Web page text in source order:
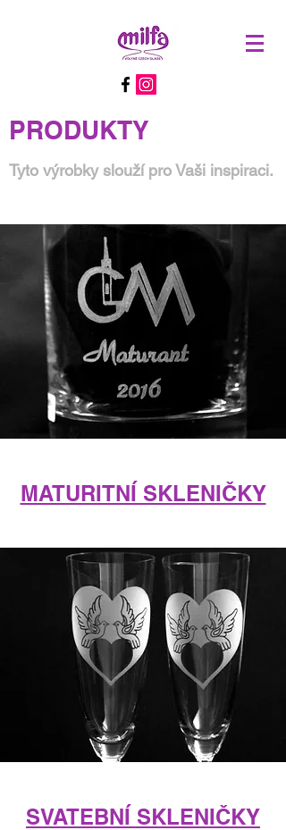
PRODUKTY
Tyto výrobky slouží pro Vaši inspiraci.
MATURITNÍ SKLENIČKY
SVATEBNÍ SKLENIČKY